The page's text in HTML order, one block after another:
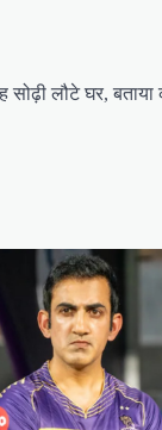
लौटे घर, बताया